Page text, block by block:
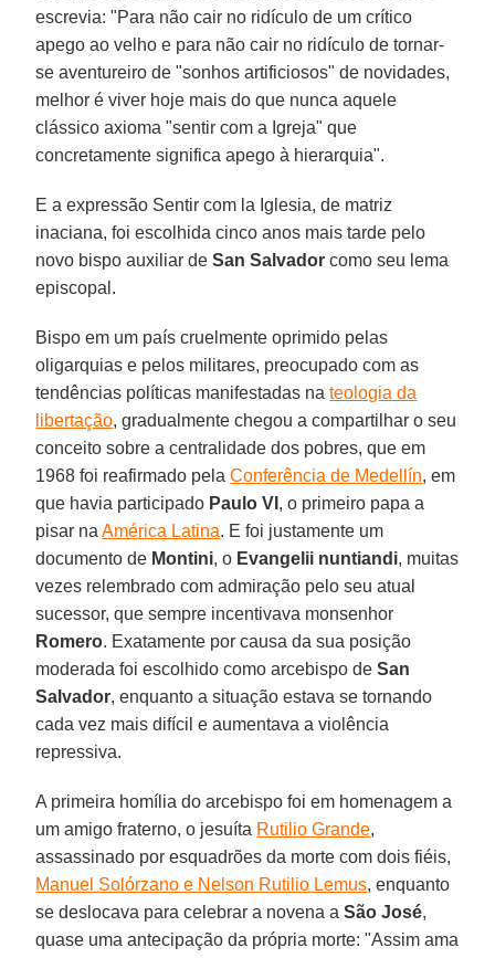
escrevia: "Para não cair no ridículo de um crítico
apego ao velho e para não cair no ridículo de tornar-
se aventureiro de "sonhos artificiosos" de novidades,
melhor é viver hoje mais do que nunca aquele
clássico axioma "sentir com a Igreja" que
concretamente significa apego à hierarquia".
E a expressão Sentir com la Iglesia, de matriz
inaciana, foi escolhida cinco anos mais tarde pelo
novo bispo auxiliar deSan Salvador como seu lema
episcopal.
Bispo em um país cruelmente oprimido pelas
oligarquias e pelos militares, preocupado com as
tendências políticas manifestadas nateologia da
libertação, gradualmente chegou a compartilhar o seu
conceito sobre a centralidade dos pobres, que em
1968 foi reafirmado pelaConferência de Medellín, em
que havia participado Paulo VI , o primeiro papa a
pisar naAmérica Latina. E foi justamente um
documento de Montini, o Evangelii nuntiandi, muitas
vezes relembrado com admiração pelo seu atual
sucessor, que sempre incentivava monsenhor
Romero. Exatamente por causa da sua posição
moderada foi escolhido como arcebispo deSan
Salvador, enquanto a situação estava se tornando
cada vez mais difícil e aumentava a violência
repressiva.
A primeira homília do arcebispo foi em homenagem a
um amigo fraterno, o jesuíta Rutilio Grande,
assassinado por esquadrões da morte com dois fiéis,
Manuel Solórzano e Nelson Rutilio Lemus, enquanto
se deslocava para celebrar a novena aSão José,
quase uma antecipação da própria morte: "Assim ama